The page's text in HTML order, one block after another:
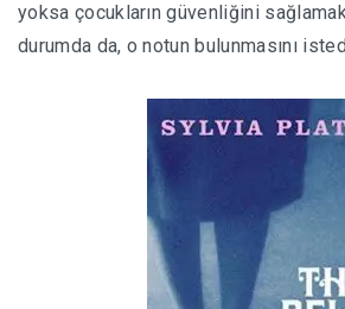
yoksa çocukların güvenliğini
durumda da, o notun bulunmasını